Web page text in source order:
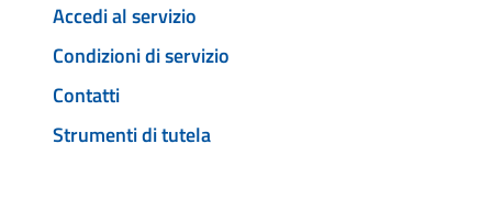
Accedi al servizio
Condizioni di servizio
Contatti
Strumenti di tutela